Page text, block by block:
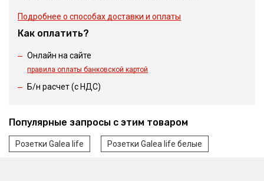
Подробнее о способах доставки и оплаты
Как оплатить?
Онлайн на сайте
правила оплаты банковской картой
Б/н расчет (c НДС)
Популярные запросы с этим товаром
Розетки Galea life Розетки Galea life белые